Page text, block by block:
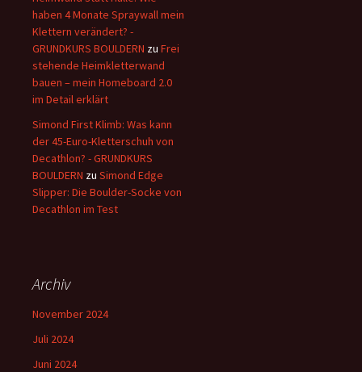
haben 4 Monate Spraywall mein
Klettern verändert? -
GRUNDKURS BOULDERN zu Frei
stehende Heimkletterwand
bauen – mein Homeboard 2.0
im Detail erklärt
Simond First Klimb: Was kann
der 45-Euro-Kletterschuh von
Decathlon? - GRUNDKURS
BOULDERN zu Simond Edge
Slipper: Die Boulder-Socke von
Decathlon im Test
Archiv
November 2024
Juli 2024
Juni 2024